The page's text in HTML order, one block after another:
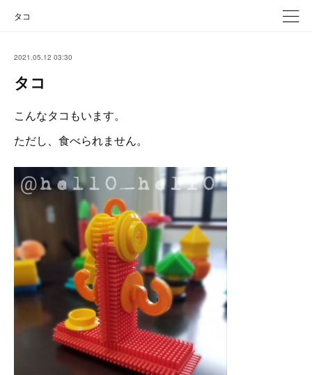
タコ
2021.05.12 03:30
タコ
こんなタコもいます。
ただし、食べられません。